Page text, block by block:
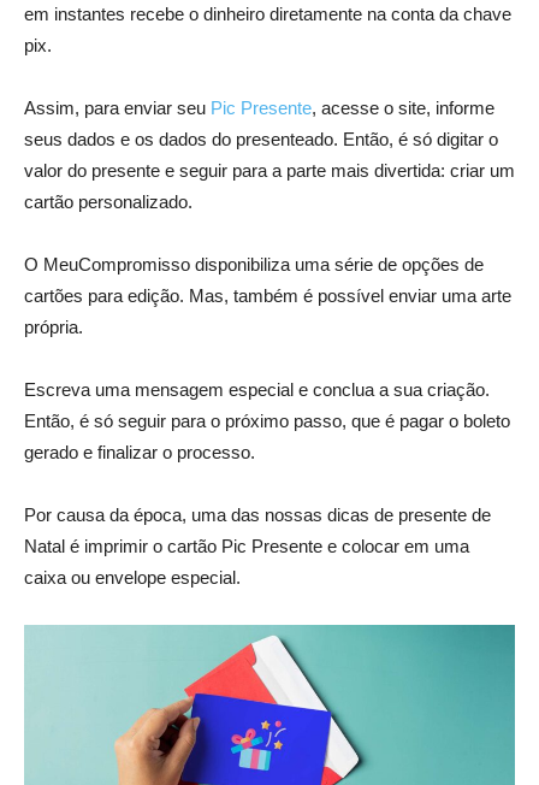
em instantes recebe o dinheiro diretamente na conta da chave
pix.
Assim, para enviar seu Pic Presente, acesse o site, informe
seus dados e os dados do presenteado. Então, é só digitar o
valor do presente e seguir para a parte mais divertida: criar um
cartão personalizado.
O MeuCompromisso disponibiliza uma série de opções de
cartões para edição. Mas, também é possível enviar uma arte
própria.
Escreva uma mensagem especial e conclua a sua criação.
Então, é só seguir para o próximo passo, que é pagar o boleto
gerado e finalizar o processo.
Por causa da época, uma das nossas dicas de presente de
Natal é imprimir o cartão Pic Presente e colocar em uma
caixa ou envelope especial.